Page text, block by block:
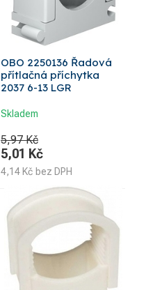
OBO 2250136 Řadová
přítlačná příchytka
2037 6-13 LGR
Skladem
5,97 Kč
5,01 Kč
4,14 Kč bez DPH